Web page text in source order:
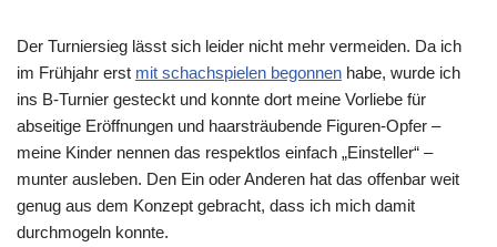
Der Turniersieg lässt sich leider nicht mehr vermeiden. Da ich
im Frühjahr erst mit schachspielen begonnen habe, wurde ich
ins B-Turnier gesteckt und konnte dort meine Vorliebe für
abseitige Eröffnungen und haarsträubende Figuren-Opfer –
meine Kinder nennen das respektlos einfach „Einsteller“ –
munter ausleben. Den Ein oder Anderen hat das offenbar weit
genug aus dem Konzept gebracht, dass ich mich damit
durchmogeln konnte.